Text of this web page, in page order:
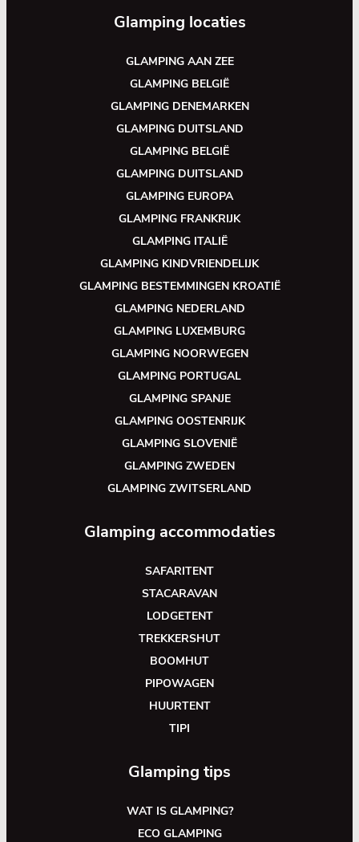
Glamping locaties
GLAMPING AAN ZEE
GLAMPING BELGIË
GLAMPING DENEMARKEN
GLAMPING DUITSLAND
GLAMPING BELGIË
GLAMPING DUITSLAND
GLAMPING EUROPA
GLAMPING FRANKRIJK
GLAMPING ITALIË
GLAMPING KINDVRIENDELIJK
GLAMPING BESTEMMINGEN KROATIË
GLAMPING NEDERLAND
GLAMPING LUXEMBURG
GLAMPING NOORWEGEN
GLAMPING PORTUGAL
GLAMPING SPANJE
GLAMPING OOSTENRIJK
GLAMPING SLOVENIË
GLAMPING ZWEDEN
GLAMPING ZWITSERLAND
Glamping accommodaties
SAFARITENT
STACARAVAN
LODGETENT
TREKKERSHUT
BOOMHUT
PIPOWAGEN
HUURTENT
TIPI
Glamping tips
WAT IS GLAMPING?
ECO GLAMPING